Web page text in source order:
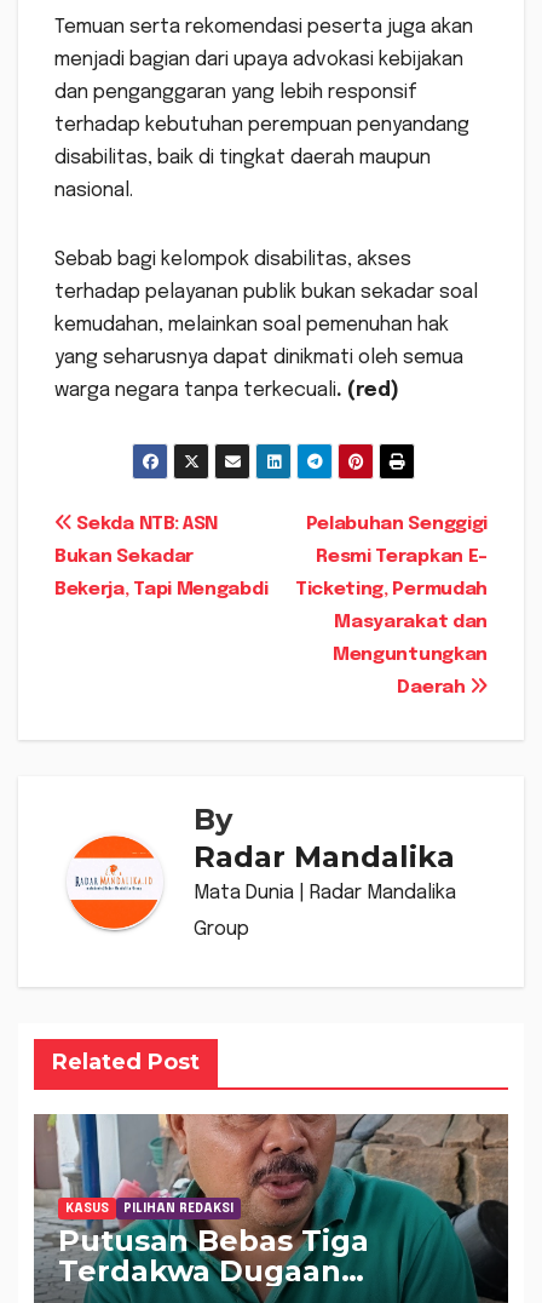
Temuan serta rekomendasi peserta juga akan
menjadi bagian dari upaya advokasi kebijakan
dan penganggaran yang lebih responsif
terhadap kebutuhan perempuan penyandang
disabilitas, baik di tingkat daerah maupun
nasional.
Sebab bagi kelompok disabilitas, akses
terhadap pelayanan publik bukan sekadar soal
kemudahan, melainkan soal pemenuhan hak
yang seharusnya dapat dinikmati oleh semua
warga negara tanpa terkecuali. (red)
Navigasi
pos
Pelabuhan Senggigi
Resmi Terapkan E-
Ticketing, Permudah
Masyarakat dan
Menguntungkan
Daerah
Sekda NTB: ASN
Bukan Sekadar
Bekerja, Tapi Mengabdi
By
Radar Mandalika
Mata Dunia | Radar Mandalika
Group
Related Post
KASUS PILIHAN REDAKSI
Putusan Bebas Tiga
Terdakwa Dugaan